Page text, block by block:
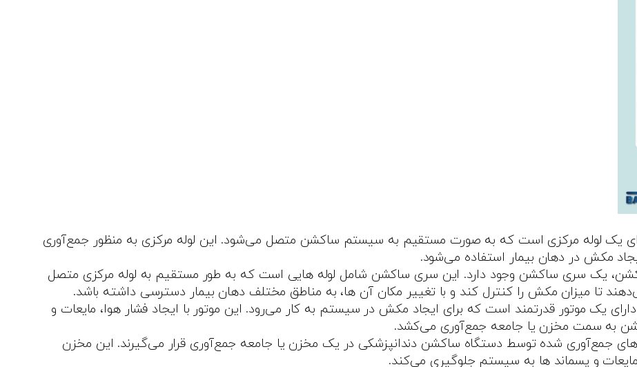
یک لوله مرکزی است که به صورت مستقیم به سیستم ساکشن متصل می‌شود. این لوله مرکزی به منظور جمع‌آوری
مکش در دهان بیمار استفاده می‌شود.
یک سری ساکشن وجود دارد. این سری ساکشن شامل لوله‌ هایی است که به طور مستقیم به لوله مرکزی متصل
تا میزان مکش را کنترل کند و با تغییر مکان آن‌ ها، به مناطق مختلف دهان بیمار دسترسی داشته باشد.
یک موتور قدرتمند است که برای ایجاد مکش در سیستم به کار می‌رود. این موتور با ایجاد فشار هوا، مایعات و
به سمت مخزن یا جامعه جمع‌آوری می‌کشد.
جمع‌آوری شده توسط دستگاه ساکشن دندانپزشکی در یک مخزن یا جامعه جمع‌آوری قرار می‌گیرند. این مخزن
و پسماند ها به سیستم جلوگیری می‌کند.